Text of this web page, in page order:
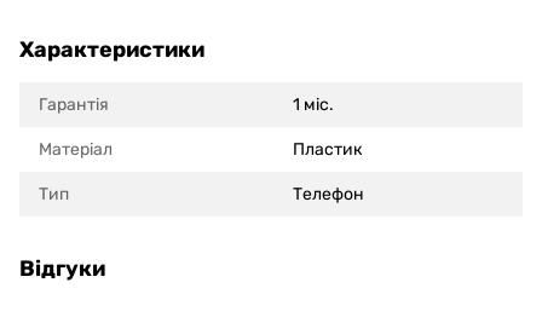
Характеристики
Гарантія 1 міс.
Матеріал Пластик
Тип Телефон
Відгуки